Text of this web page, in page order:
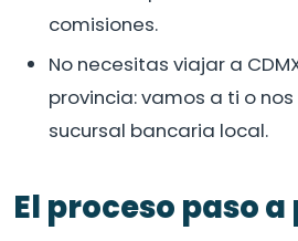
comisiones.
No necesitas viajar a
provincia: vamos a ti o
sucursal bancaria local.
El proceso paso a